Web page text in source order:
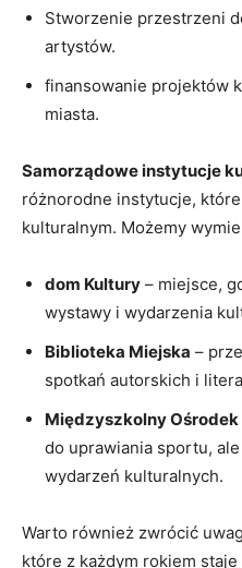
Stworzenie przestrzeni
artystów.
finansowanie projektów
miasta.
Samorządowe instytucje
różnorodne instytucje,
kulturalnym. Możemy
dom Kultury – miejsce,
wystawy i wydarzenia
Biblioteka Miejska –
spotkań autorskich i
Międzyszkolny
do uprawiania sportu,
wydarzeń kulturalnych.
Warto również zwrócić
które z każdym rokiem